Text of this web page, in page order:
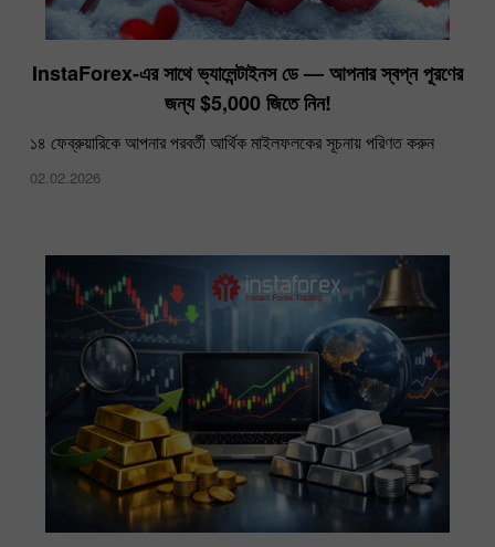
InstaForex-এর সাথে ভ্যালেন্টাইনস ডে — আপনার স্বপ্ন পূরণের
জন্য $5,000 জিতে নিন!
১৪ ফেব্রুয়ারিকে আপনার পরবর্তী আর্থিক মাইলফলকের সূচনায় পরিণত করুন
02.02.2026